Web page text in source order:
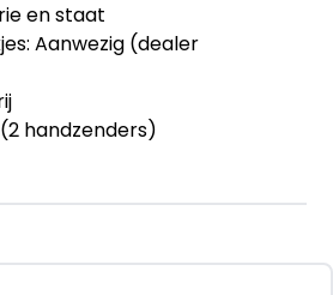
en staat
Aanwezig (dealer
handzenders)